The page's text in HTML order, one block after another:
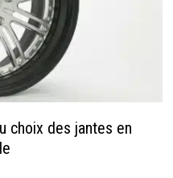
choix des jantes en